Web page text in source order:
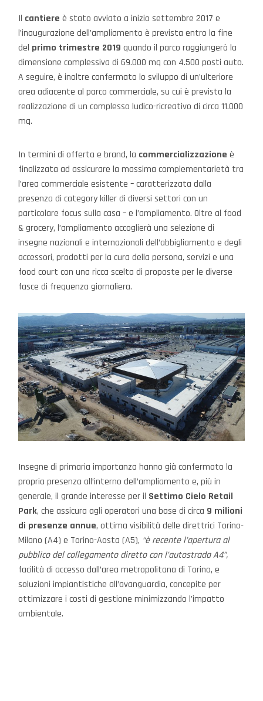
Il cantiere è stato avviato a inizio settembre 2017 e
l’inaugurazione dell’ampliamento è prevista entro la fine
del primo trimestre 2019 quando il parco raggiungerà la
dimensione complessiva di 69.000 mq con 4.500 posti auto.
A seguire, è inoltre confermato lo sviluppo di un’ulteriore
area adiacente al parco commerciale, su cui è prevista la
realizzazione di un complesso ludico-ricreativo di circa 11.000
mq.
In termini di offerta e brand, la commercializzazione è
finalizzata ad assicurare la massima complementarietà tra
l’area commerciale esistente – caratterizzata dalla
presenza di category killer di diversi settori con un
particolare focus sulla casa – e l’ampliamento. Oltre al food
& grocery, l’ampliamento accoglierà una selezione di
insegne nazionali e internazionali dell’abbigliamento e degli
accessori, prodotti per la cura della persona, servizi e una
food court con una ricca scelta di proposte per le diverse
fasce di frequenza giornaliera.
Insegne di primaria importanza hanno già confermato la
propria presenza all’interno dell’ampliamento e, più in
generale, il grande interesse per il Settimo Cielo Retail
Park, che assicura agli operatori una base di circa 9 milioni
di presenze annue, ottima visibilità delle direttrici Torino-
Milano (A4) e Torino-Aosta (A5), “è recente l’apertura al
pubblico del collegamento diretto con l’autostrada A4”,
facilità di accesso dall’area metropolitana di Torino, e
soluzioni impiantistiche all’avanguardia, concepite per
ottimizzare i costi di gestione minimizzando l’impatto
ambientale.